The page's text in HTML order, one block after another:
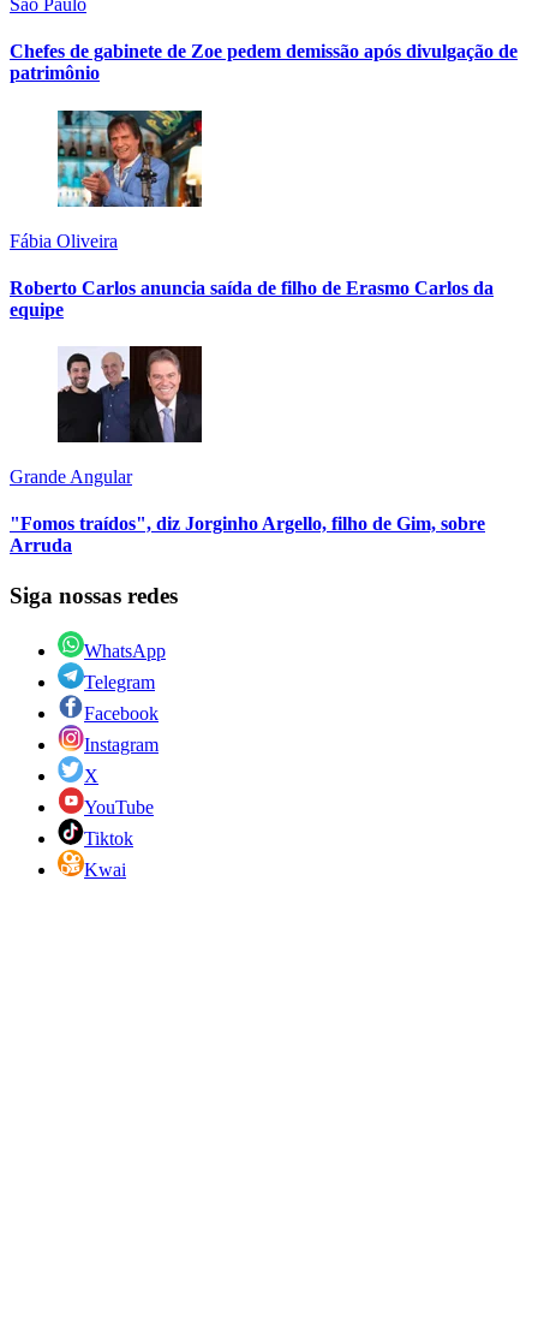
São Paulo
Chefes de gabinete de Zoe pedem demissão após divulgação de
patrimônio
Fábia Oliveira
Roberto Carlos anuncia saída de filho de Erasmo Carlos da
equipe
Grande Angular
"Fomos traídos", diz Jorginho Argello, filho de Gim, sobre
Arruda
Siga nossas redes
WhatsApp
Telegram
Facebook
Instagram
X
YouTube
Tiktok
Kwai